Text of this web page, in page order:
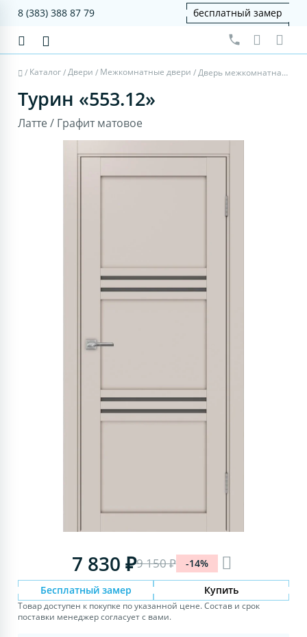
8 (383) 388 87 79 бесплатный замер
/ Каталог/Двери / Межкомнатные двери / Дверь межкомнатная Турин 553.12 - латте, графит матовое
Турин «553.12»
Латте / Графит матовое
7 830 ₽9 150 ₽ -14%
Бесплатный замер Купить
Товар доступен к покупке по указанной цене. Состав и срок
поставки менеджер согласует с вами.